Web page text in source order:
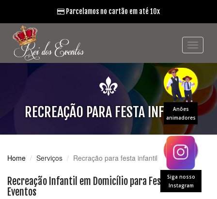
Anões
animadores
Siga nosso
Instagram
Parcelamos no cartão em até 10x
RECREAÇÃO PARA FESTA INFANTIL
Home Serviços Recração para festa infantil
Recreação Infantil em Domicílio para Festas e
Eventos